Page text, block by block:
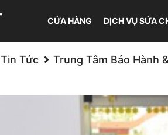
CỬA HÀNG DỊCH VỤ SỬA
Tin Tức Trung Tâm Bảo Hành